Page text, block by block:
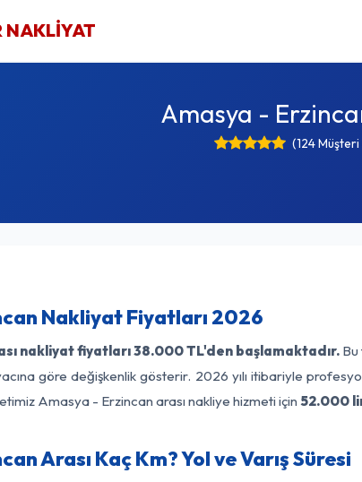
NAKLİYAT
Amasya -
(124 Müşteri
Nakliyat Fiyatları 2026
nakliyat fiyatları38.000 TL'den başlamaktadır.
göre değişkenlik gösterir. 2026 yılı itibariyle
Amasya - Erzincan arası nakliye hizmeti için 52.000
Arası Kaç Km? Yol ve Varış Süresi